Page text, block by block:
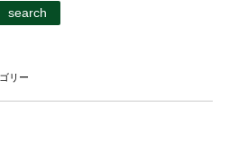
search
リー